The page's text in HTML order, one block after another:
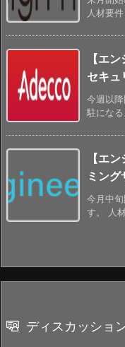
人材要
【エ
セキュ
今週以
駐にな
【エ
ミン
今月中
す。 人
ディスカッショ